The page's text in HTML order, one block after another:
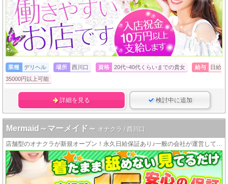
業種 デリヘル 場所 西川口 資格 20代~40代くらいまでの貴女 給与
日給
35000円以上可能
詳細を見る 検討中に追加
Mermaid～マーメイド～ オナクラ / 西川口
店舗型のオナクラが新規オープン！永久日給保証あり♪一般の会社が運営しています！